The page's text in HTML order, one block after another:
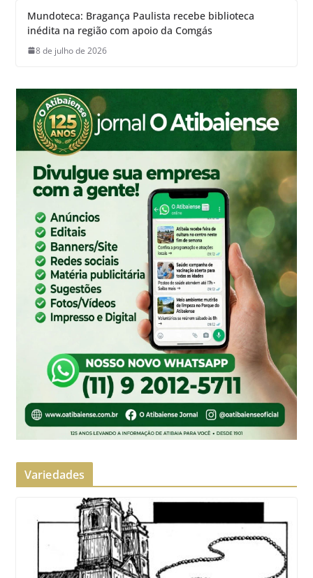
Mundoteca: Bragança Paulista recebe biblioteca
inédita na região com apoio da Comgás
8 de julho de 2026
Variedades